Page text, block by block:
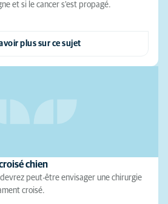
et si le cancer s'est propagé.
plus sur ce sujet
chien
peut-être envisager une chirurgie
croisé.